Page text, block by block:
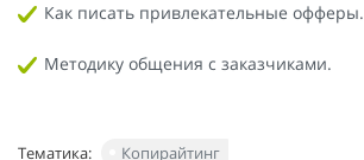
Как писать привлекательные офферы.
Методику общения с заказчиками.
Тематика: Копирайтинг